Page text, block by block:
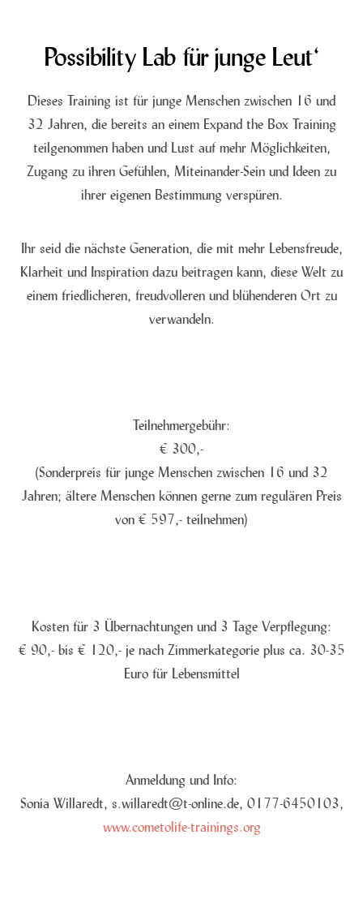
Possibility Lab für junge Leut‘
Dieses Training ist für junge Menschen zwischen 16 und
32 Jahren, die bereits an einem Expand the Box Training
teilgenommen haben und Lust auf mehr Möglichkeiten,
Zugang zu ihren Gefühlen, Miteinander-Sein und Ideen zu
ihrer eigenen Bestimmung verspüren.
Ihr seid die nächste Generation, die mit mehr Lebensfreude,
Klarheit und Inspiration dazu beitragen kann, diese Welt zu
einem friedlicheren, freudvolleren und blühenderen Ort zu
verwandeln.
Teilnehmergebühr:
€ 300,-
(Sonderpreis für junge Menschen zwischen 16 und 32
Jahren; ältere Menschen können gerne zum regulären Preis
von € 597,- teilnehmen)
Kosten für 3 Übernachtungen und 3 Tage Verpflegung:
€ 90,- bis € 120,- je nach Zimmerkategorie plus ca. 30-35
Euro für Lebensmittel
Anmeldung und Info:
Sonia Willaredt, s.willaredt@t-online.de, 0177-6450103,
www.cometolife-trainings.org